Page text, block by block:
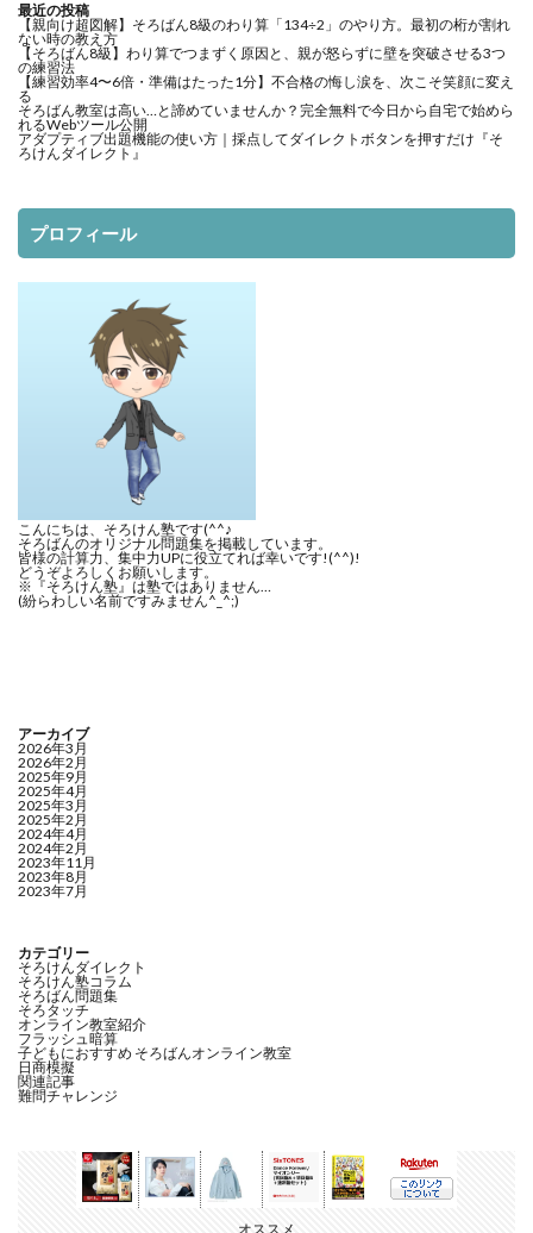
最近の投稿
【親向け超図解】そろばん8級のわり算「134÷2」のやり方。最初の桁が割れ
ない時の教え方
【そろばん8級】わり算でつまずく原因と、親が怒らずに壁を突破させる3つ
の練習法
【練習効率4〜6倍・準備はたった1分】不合格の悔し涙を、次こそ笑顔に変え
る
そろばん教室は高い…と諦めていませんか？完全無料で今日から自宅で始めら
れるWebツール公開
アダプティブ出題機能の使い方｜採点してダイレクトボタンを押すだけ『そ
ろけんダイレクト』
プロフィール
こんにちは、そろけん塾です(^^♪
そろばんのオリジナル問題集を掲載しています。
皆様の計算力、集中力UPに役立てれば幸いです!(^^)!
どうぞよろしくお願いします。
※『そろけん塾』は塾ではありません…
(紛らわしい名前ですみません^_^;)
アーカイブ
2026年3月
2026年2月
2025年9月
2025年4月
2025年3月
2025年2月
2024年4月
2024年2月
2023年11月
2023年8月
2023年7月
カテゴリー
そろけんダイレクト
そろけん塾コラム
そろばん問題集
そろタッチ
オンライン教室紹介
フラッシュ暗算
子どもにおすすめ そろばんオンライン教室
日商模擬
関連記事
難問チャレンジ
オススメ